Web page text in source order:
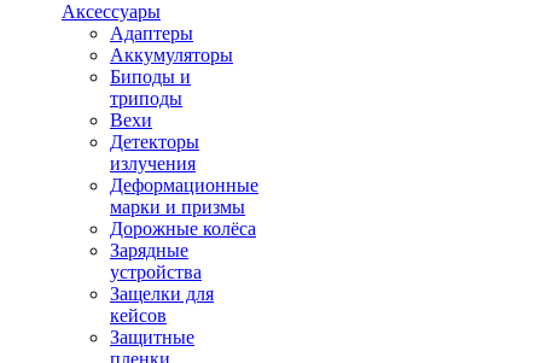
Аксессуары
Адаптеры
Аккумуляторы
Биподы и
триподы
Вехи
Детекторы
излучения
Деформационные
марки и призмы
Дорожные колёса
Зарядные
устройства
Защелки для
кейсов
Защитные
пленки